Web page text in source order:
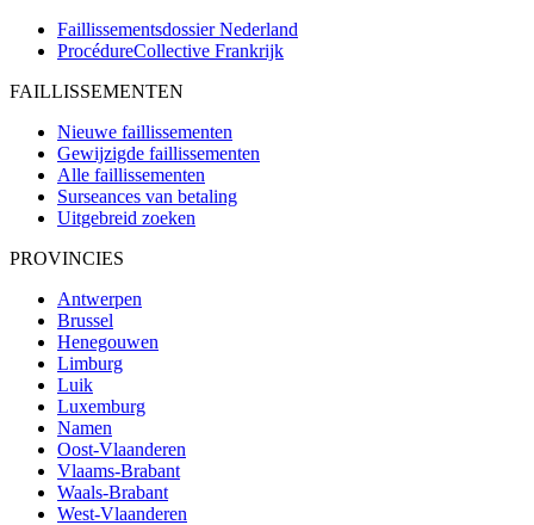
Faillissementsdossier Nederland
ProcédureCollective Frankrijk
FAILLISSEMENTEN
Nieuwe faillissementen
Gewijzigde faillissementen
Alle faillissementen
Surseances van betaling
Uitgebreid zoeken
PROVINCIES
Antwerpen
Brussel
Henegouwen
Limburg
Luik
Luxemburg
Namen
Oost-Vlaanderen
Vlaams-Brabant
Waals-Brabant
West-Vlaanderen